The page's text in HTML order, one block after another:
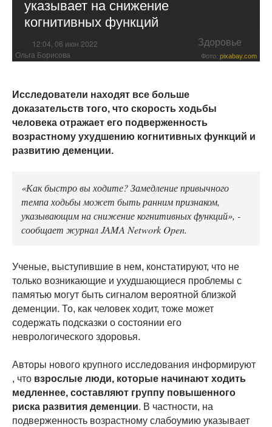
указывает на снижение
когнитивных функций
12:04, 06 июн 2022 Здоровье
Ольга Борисова Фото: pixabay.com
Исследователи находят все больше
доказательств того, что скорость ходьбы
человека отражает его подверженность
возрастному ухудшению когнитивных функций и
развитию деменции.
«Как быстро вы ходите? Замедление привычного
темпа ходьбы может быть ранним признаком,
указывающим на снижение когнитивных функций», -
сообщает журнал JAMA Network Open.
Ученые, выступившие в нем, констатируют, что не
только возникающие и ухудшающиеся проблемы с
памятью могут быть сигналом вероятной близкой
деменции. То, как человек ходит, тоже может
содержать подсказки о состоянии его
неврологического здоровья.
Авторы нового крупного исследования информируют
, что взрослые люди, которые начинают ходить
медленнее, составляют группу повышенного
риска развития деменции. В частности, на
подверженность возрастному слабоумию указывает